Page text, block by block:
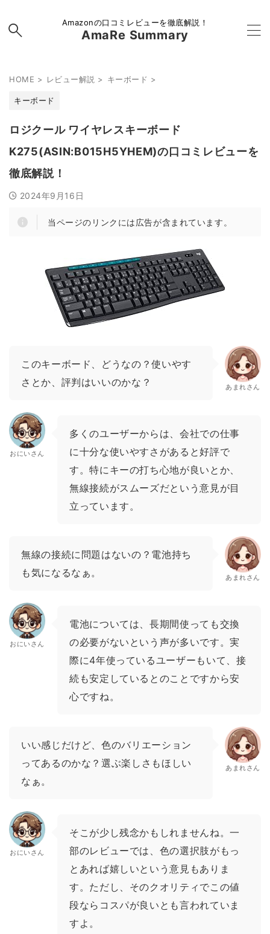
Amazonの口コミレビューを徹底解説！
AmaRe Summary
HOME > レビュー解説 > キーボード >
キーボード
ロジクール ワイヤレスキーボード
K275(ASIN:B015H5YHEM)の口コミレビューを
徹底解説！
2024年9月16日
当ページのリンクには広告が含まれています。
このキーボード、どうなの？使いやす
さとか、評判はいいのかな？
あまれさん
おにいさん
多くのユーザーからは、会社での仕事
に十分な使いやすさがあると好評で
す。特にキーの打ち心地が良いとか、
無線接続がスムーズだという意見が目
立っています。
無線の接続に問題はないの？電池持ち
も気になるなぁ。
あまれさん
おにいさん
電池については、長期間使っても交換
の必要がないという声が多いです。実
際に4年使っているユーザーもいて、接
続も安定しているとのことですから安
心ですね。
いい感じだけど、色のバリエーション
ってあるのかな？選ぶ楽しさもほしい
なぁ。
あまれさん
おにいさん
そこが少し残念かもしれませんね。一
部のレビューでは、色の選択肢がもっ
とあれば嬉しいという意見もありま
す。ただし、そのクオリティでこの値
段ならコスパが良いとも言われていま
すよ。